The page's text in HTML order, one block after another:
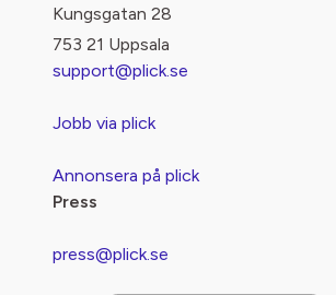
Kungsgatan 28
753 21 Uppsala
support@plick.se
Jobb via plick
Annonsera på plick
Press
press@plick.se